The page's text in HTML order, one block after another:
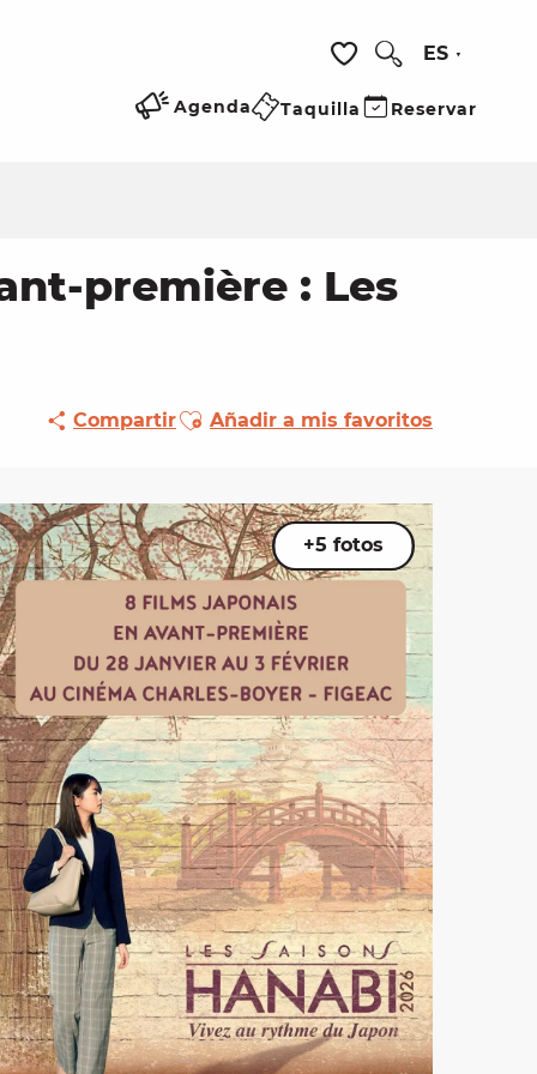
Voir les favoris
ES
Agenda Taquilla Reservar
première : Les
CompartirAjouter aux favoris
Añadir a mis favoritos
+5 fotos